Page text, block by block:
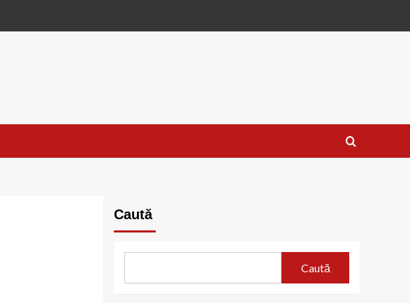
Caută
Caută